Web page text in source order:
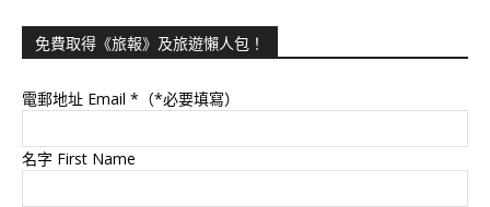
免費取得《旅報》及旅遊懶人包！
電郵地址 Email *（*必要填寫）
名字 First Name